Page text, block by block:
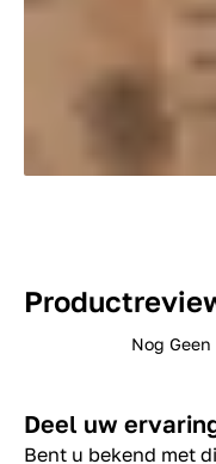
Nog
Deel uw
Bent u bekend met